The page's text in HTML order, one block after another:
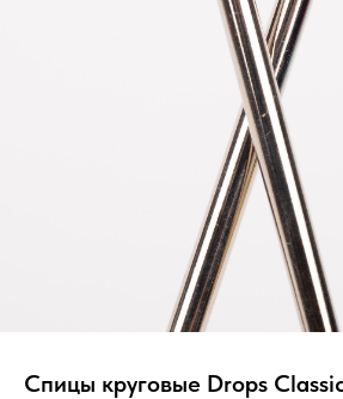
Спицы круговые Drops